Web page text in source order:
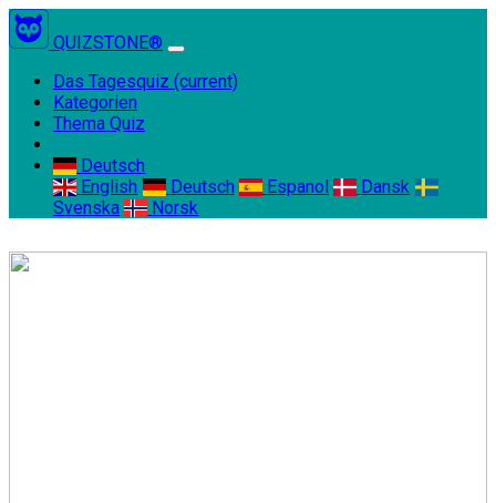
QUIZSTONE®
Das Tagesquiz (current)
Kategorien
Thema Quiz
Deutsch
English
Deutsch Espanol
Dansk
Svenska
Norsk